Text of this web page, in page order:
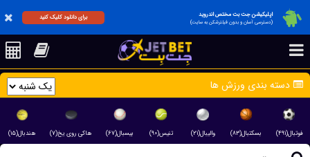
اپلیکیشن جت بت مختص اندروید
(دسترسی آسان و بدون فیلترشکن به سایت)
برای دانلود کلیک کنید
دسته بندی ورزش ها
فوتبال(۴۹۱) بسکتبال(۸۳) والیبال(۲۱) تنیس(۹۰) بیسبال(۶۷) هاکی روی یخ(۷) هندبال(۱۵)